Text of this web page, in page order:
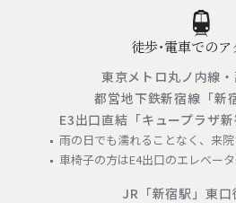
徒歩・電車での
東京メトロ丸ノ内線・
都営地下鉄新宿線「新
E3出口直結「キュープラザ
雨の日でも濡れることなく、来院
車椅子の方はE4出口のエレベー
JR「新宿駅」東口